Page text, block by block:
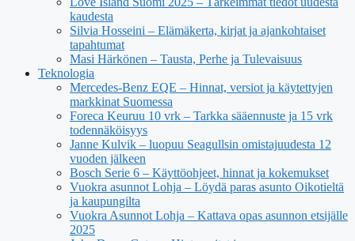
kaudesta
Silvia Hosseini – Elämäkerta, kirjat ja ajankohtaiset
tapahtumat
Masi Härkönen – Tausta, Perhe ja Tulevaisuus
Teknologia
Mercedes-Benz EQE – Hinnat, versiot ja käytettyjen
markkinat Suomessa
Foreca Keuruu 10 vrk – Tarkka sääennuste ja 15 vrk
todennäköisyys
Janne Kulvik – luopuu Seagullsin omistajuudesta 12
vuoden jälkeen
Bosch Serie 6 – Käyttöohjeet, hinnat ja kokemukset
Vuokra asunnot Lohja – Löydä paras asunto Oikotieltä
ja kaupungilta
Vuokra Asunnot Lohja – Kattava opas asunnon etsijälle
2025